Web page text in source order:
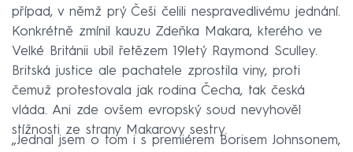
případ, v němž prý Češi čelili nespravedlivému jednání.
Konkrétně zmínil kauzu Zdeňka Makara, kterého ve
Velké Británii ubil řetězem 19letý Raymond Sculley.
Britská justice ale pachatele zprostila viny, proti
čemuž protestovala jak rodina Čecha, tak česká
vláda. Ani zde ovšem evropský soud nevyhověl
stížnosti ze strany Makarovy sestry.
„Jednal jsem o tom i s premiérem Borisem Johnsonem,